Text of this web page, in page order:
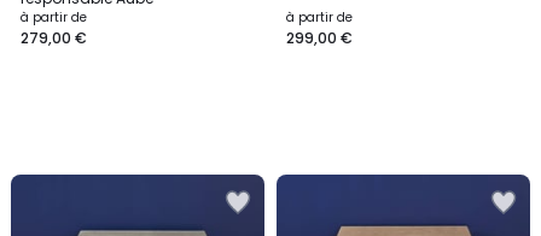
à partir de
279,00 €
à partir de
299,00 €